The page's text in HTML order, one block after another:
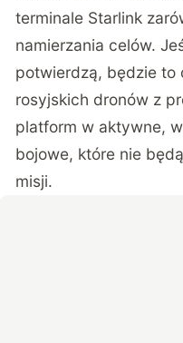
terminale Starlink
namierzania celów.
potwierdzą, będzie to
rosyjskich dronów z
platform w aktywne,
bojowe, które nie
misji.